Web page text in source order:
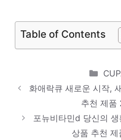
제품
닥터린콘드로이친
품
순수식품
당신만의 독특한 스타
품
Table of Contents
화애락큐 새로운 시작,
추천 제품
포뉴비타민d 당신의
상품 추천